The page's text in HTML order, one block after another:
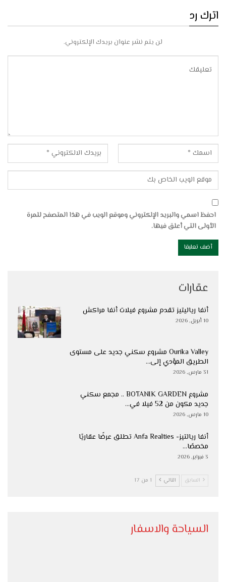
اترك رد
لن يتم نشر عنوان بريدك الإلكتروني.
احفظ اسمي والبريد الإلكتروني وموقع الويب في هذا المتصفح للمرة
الأولى التي أعلق فيها.
عقارات
أنفا رياليتيز تقدم مشروع فيلات أنفا مراكش
10 أبريل, 2026
Ourika Valley مشروع سكني جديد على مستوى
الطريق المؤدي إلى…
31 مارس, 2026
مشروع BOTANIK GARDEN .. مجمع سكني
جديد مكون من 52 فيلا في…
10 مارس, 2026
أنفا ريالتيز- Anfa Realties تطلق عرضًا عقاريًا
مخصصًا…
3 فبراير, 2026
السابق التالي 1 من 17
السياحة والاسفار